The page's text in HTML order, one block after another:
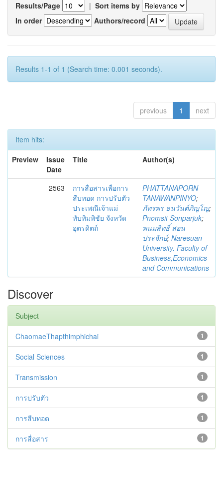
Results/Page | Sort items by
In order
Authors/record
Results 1-1 of 1 (Search time: 0.001 seconds).
previous 1 next
Item hits:
Preview
Issue
Date
Title Author(s)
2563
การสื่อสารเพื่อการ
สืบทอด การปรับตัว
ประเพณีเจ้าแม่
ทับทิมพิชัย จังหวัด
อุตรดิตถ์
PHATTANAPORN
TANAWANPINYO;
ภัทรพร ธนวันต์ภิญโญ;
Pnomsit Sonparjuk;
พนมสิทธิ์ สอน
ประจักษ์; Naresuan
University. Faculty of
Business,Economics
and Communications
Discover
Subject
1
ChaomaeThapthimphichai
1
Social Sciences
1
Transmission
1
การปรับตัว
1
การสืบทอด
1
การสื่อสาร